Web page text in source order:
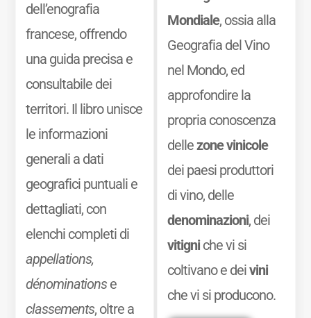
dell’enografia
francese, offrendo
una guida precisa e
consultabile dei
territori. Il libro unisce
le informazioni
generali a dati
geografici puntuali e
dettagliati, con
elenchi completi di
appellations,
dénominationse
classements, oltre a
Mondiale, ossia alla
Geografia del Vino
nel Mondo, ed
approfondire la
propria conoscenza
dellezone vinicole
dei paesi produttori
di vino, delle
denominazioni, dei
vitigniche vi si
coltivano e deivini
che vi si producono.